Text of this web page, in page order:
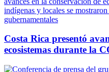
Costa Rica presentó
ecosistemas durante la